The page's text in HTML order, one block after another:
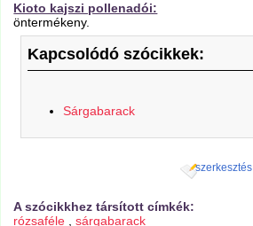
Kioto kajszi pollenadói:
öntermékeny.
Kapcsolódó szócikkek:
Sárgabarack
szerkesztés
A szócikkhez társított címkék:
rózsaféle ,sárgabarack